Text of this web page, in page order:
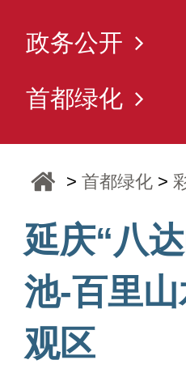
政务公开
首都绿化
>首都绿化 >
延庆“八
池-百里
观区